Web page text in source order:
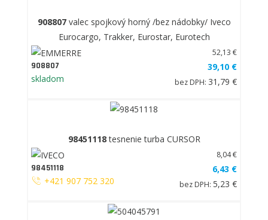
908807valec spojkový horný /bez nádobky/ Iveco
Eurocargo, Trakker, Eurostar, Eurotech
908807
skladom
52,13 €
39,10 €
bez DPH: 31,79 €
98451118tesnenie turba CURSOR
98451118
+421 907 752 320
8,04 €
6,43 €
bez DPH: 5,23 €